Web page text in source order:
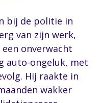
bij de politie in
van zijn werk,
onverwacht
auto-ongeluk, met
Hij raakte in
wakker